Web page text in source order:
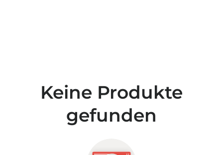
Keine Produkte
gefunden